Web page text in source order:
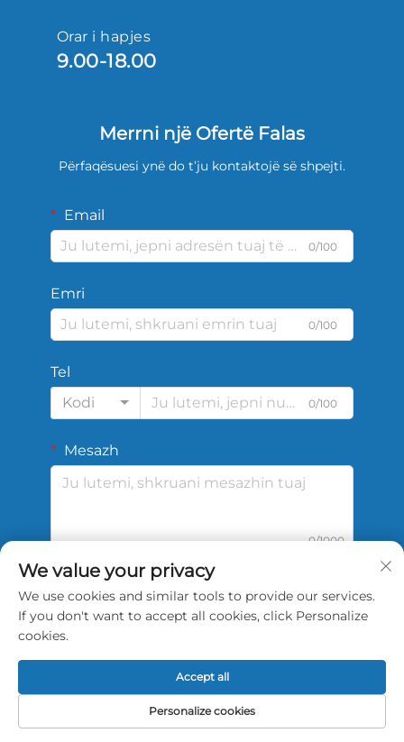
Orar i hapjes
9.00-18.00
Merrni një Ofertë Falas
Përfaqësuesi ynë do t’ju kontaktojë së shpejti.
Email
0/100
Emri
0/100
Tel
Kodi
0/100
Mesazh
0/1000
DËRGO
Të drejta të rezervuara © 2026 China Shengshi
Sports Tech Tianjin Co., Ltd.
We value your privacy
We use cookies and similar tools to provide our services.
If you don't want to accept all cookies, click Personalize
cookies.
Personalize cookies
Accept all